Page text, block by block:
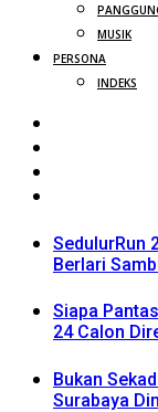
MUSIK
PERSONA
INDEKS
SedulurRun
Berlari
Siapa
24 Calon
Bukan
Surabaya